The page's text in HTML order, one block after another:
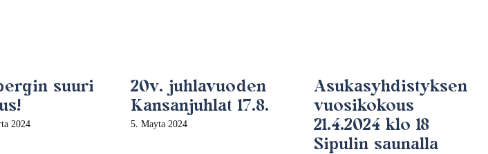
suuri
2024
20v. juhlavuoden
Kansanjuhlat 17.8.
5. Mayta 2024
Asukasyhdistyksen
vuosikokous
21.4.2024 klo 18
Sipulin saunalla